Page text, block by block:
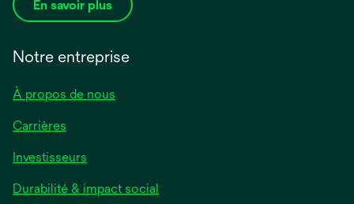
En savoir plus
Notre entreprise
À propos de nous
Carrières
Investisseurs
Durabilité & impact social